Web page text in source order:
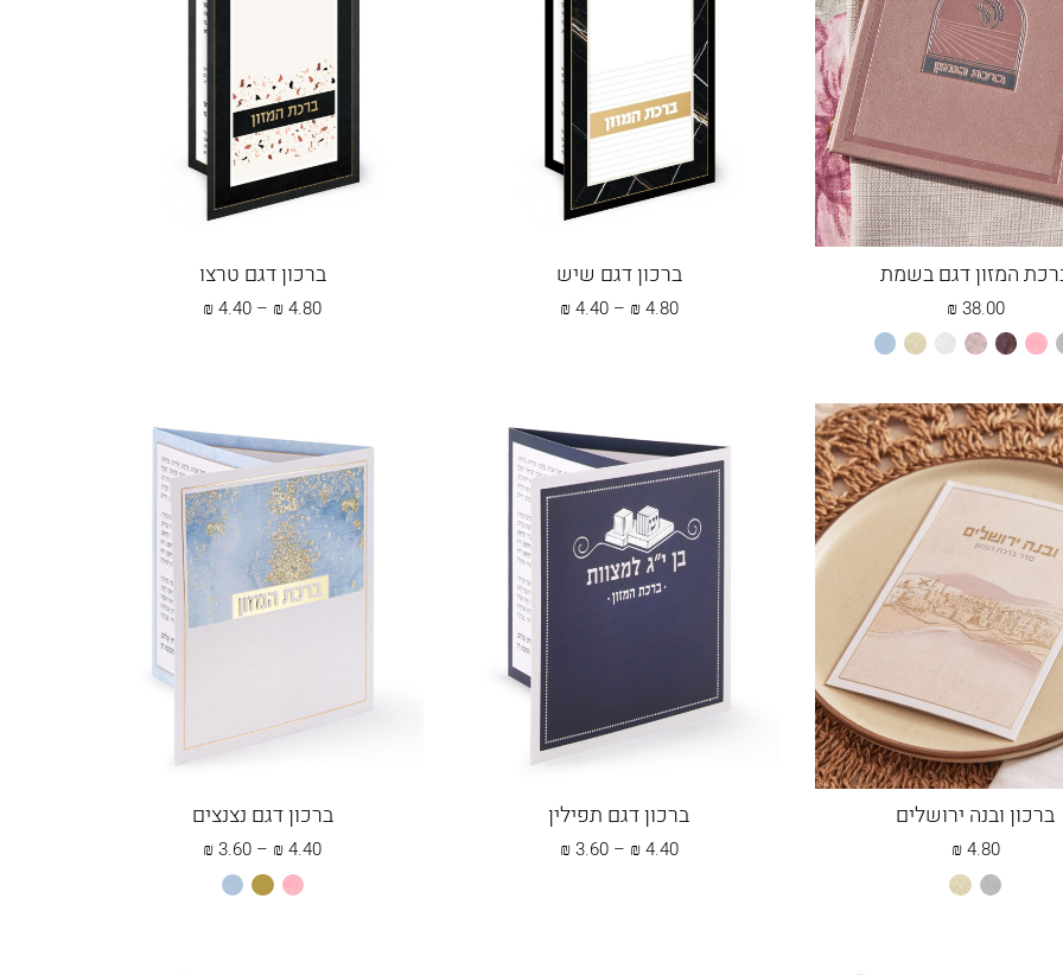
המזון דגם בשמת
38.00
₪
אפור ורודחום כספסף
לבן שמנת תכלת
ברכון דגם שיש
4.40
₪ – 4.80
₪
טווח
ברכון דגם טרצו
4.40
₪ – 4.80
₪
טווח
ברכון ובנה ירושלים
4.80
₪
אפור שמנת
ברכון דגם תפילין
3.60
₪ – 4.40
₪
טווח
ברכון דגם נצנצים
3.60
₪ – 4.40
₪
טווח
ורוד זהב תכלת